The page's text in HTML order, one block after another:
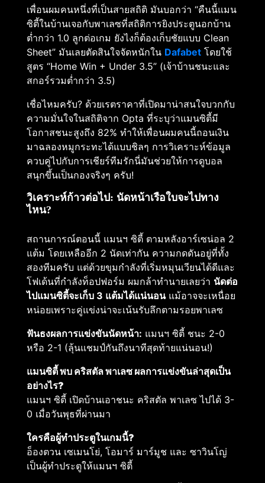
เพื่อนผมคนหนึ่งที่เป็นสายสถิติ มันบอกว่า “คืนนี้แมน
ซิตี้ในบ้านเจอกับพาเลซที่สถิติการยิงประตูนอกบ้าน
ต่ำกว่า 1.0 ลูกต่อเกม ยังไงก็ต้องเก็บชัยแบบ Clean
Sheet” มันเลยตัดสินใจจัดหนักใน Dafabet โดยใช้
สูตร “Home Win + Under 3.5” (เจ้าบ้านชนะและ
สกอร์รวมต่ำกว่า 3.5)
เชื่อไหมครับ? ด้วยเรตราคาที่เปิดมาน่าสนใจบวกกับ
ความมั่นใจในสถิติจาก Opta ที่ระบุว่าแมนซิตี้มี
โอกาสชนะสูงถึง 82% ทำให้เพื่อนผมคนนี้ถอนเงิน
มาฉลองหมูกระทะได้แบบชิลๆ การวิเคราะห์ข้อมูล
ควบคู่ไปกับการเชียร์ทีมรักนี่มันช่วยให้การดูบอล
สนุกขึ้นเป็นกองจริงๆ ครับ!
วิเคราะห์ก้าวต่อไป: นัดหน้าเรือใบจะไปทาง
ไหน?
สถานการณ์ตอนนี้ แมนฯ ซิตี้ ตามหลังอาร์เซน่อล 2
แต้ม โดยเหลืออีก 2 นัดเท่ากัน ความกดดันอยู่ที่ทั้ง
สองทีมครับ แต่ด้วยขุมกำลังที่เริ่มหมุนเวียนได้ดีและ
โฟเด้นที่กำลังท็อปฟอร์ม ผมกล้าทำนายเลยว่า นัดต่อ
ไปแมนซิตี้จะเก็บ 3 แต้มได้แน่นอนแม้อาจจะเหนื่อย
หน่อยเพราะคู่แข่งน่าจะเน้นรับลึกตามรอยพาเลซ
ฟันธงผลการแข่งขันนัดหน้า: แมนฯ ซิตี้ ชนะ 2-0
หรือ 2-1 (ลุ้นแชมป์กันถึงนาทีสุดท้ายแน่นอน!)
แมนซิตี้ พบ คริสตัล พาเลซ ผลการแข่งขันล่าสุดเป็น
อย่างไร?
แมนฯ ซิตี้ เปิดบ้านเอาชนะ คริสตัล พาเลซ ไปได้ 3-
0 เมื่อวันพุธที่ผ่านมา
ใครคือผู้ทำประตูในเกมนี้?
อ็องตวน เซเมนโย่, โอมาร์ มาร์มูช และ ซาวินโญ่
เป็นผู้ทำประตูให้แมนฯ ซิตี้